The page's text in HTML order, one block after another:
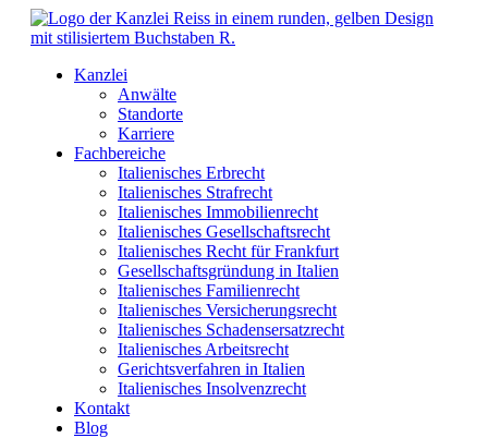
Kanzlei
Anwälte
Standorte
Karriere
Fachbereiche
Italienisches Erbrecht
Italienisches Strafrecht
Italienisches Immobilienrecht
Italienisches Gesellschaftsrecht
Italienisches Recht für Frankfurt
Gesellschaftsgründung in Italien
Italienisches Familienrecht
Italienisches Versicherungsrecht
Italienisches Schadensersatzrecht
Italienisches Arbeitsrecht
Gerichtsverfahren in Italien
Italienisches Insolvenzrecht
Kontakt
Blog